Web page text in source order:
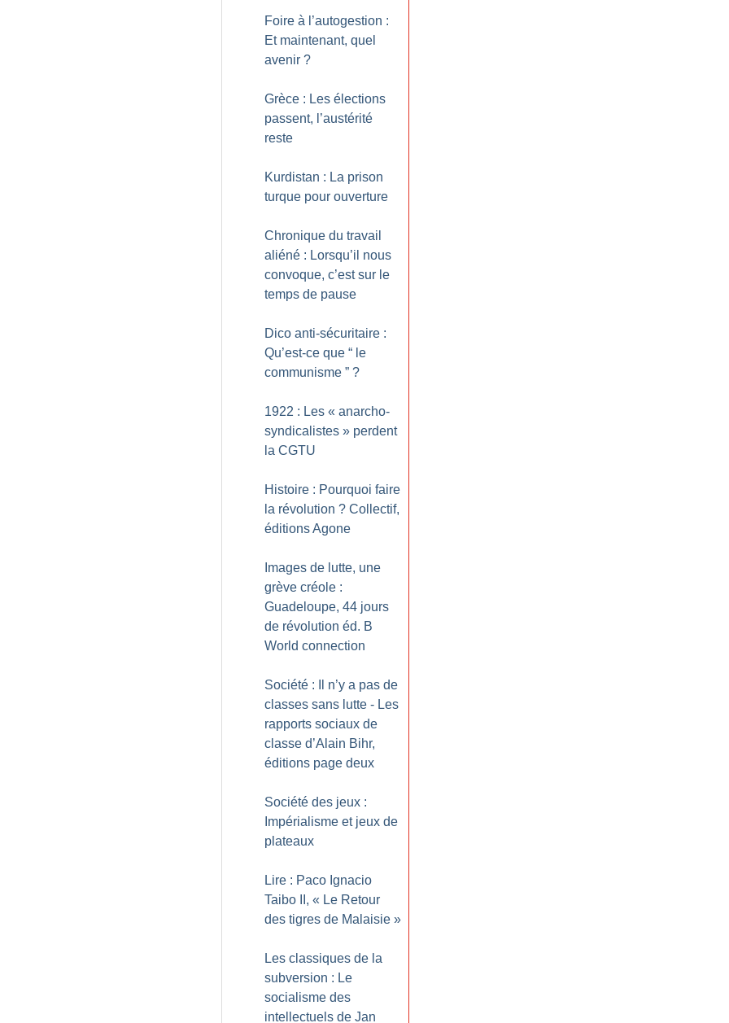
Foire à l’autogestion :
Et maintenant, quel
avenir ?
Grèce : Les élections
passent, l’austérité
reste
Kurdistan : La prison
turque pour ouverture
Chronique du travail
aliéné : Lorsqu’il nous
convoque, c’est sur le
temps de pause
Dico anti-sécuritaire :
Qu’est-ce que “ le
communisme ” ?
1922 : Les « anarcho-
syndicalistes » perdent
la CGTU
Histoire : Pourquoi faire
la révolution ? Collectif,
éditions Agone
Images de lutte, une
grève créole :
Guadeloupe, 44 jours
de révolution éd. B
World connection
Société : Il n’y a pas de
classes sans lutte - Les
rapports sociaux de
classe d’Alain Bihr,
éditions page deux
Société des jeux :
Impérialisme et jeux de
plateaux
Lire : Paco Ignacio
Taibo II, « Le Retour
des tigres de Malaisie »
Les classiques de la
subversion : Le
socialisme des
intellectuels de Jan